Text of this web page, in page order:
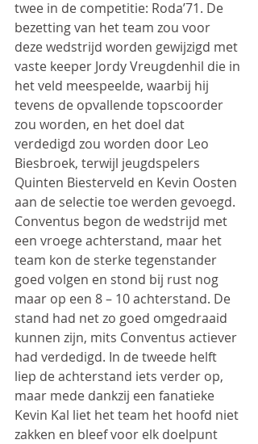
twee in de competitie: Roda’71. De
bezetting van het team zou voor
deze wedstrijd worden gewijzigd met
vaste keeper Jordy Vreugdenhil die in
het veld meespeelde, waarbij hij
tevens de opvallende topscoorder
zou worden, en het doel dat
verdedigd zou worden door Leo
Biesbroek, terwijl jeugdspelers
Quinten Biesterveld en Kevin Oosten
aan de selectie toe werden gevoegd.
Conventus begon de wedstrijd met
een vroege achterstand, maar het
team kon de sterke tegenstander
goed volgen en stond bij rust nog
maar op een 8 – 10 achterstand. De
stand had net zo goed omgedraaid
kunnen zijn, mits Conventus actiever
had verdedigd. In de tweede helft
liep de achterstand iets verder op,
maar mede dankzij een fanatieke
Kevin Kal liet het team het hoofd niet
zakken en bleef voor elk doelpunt